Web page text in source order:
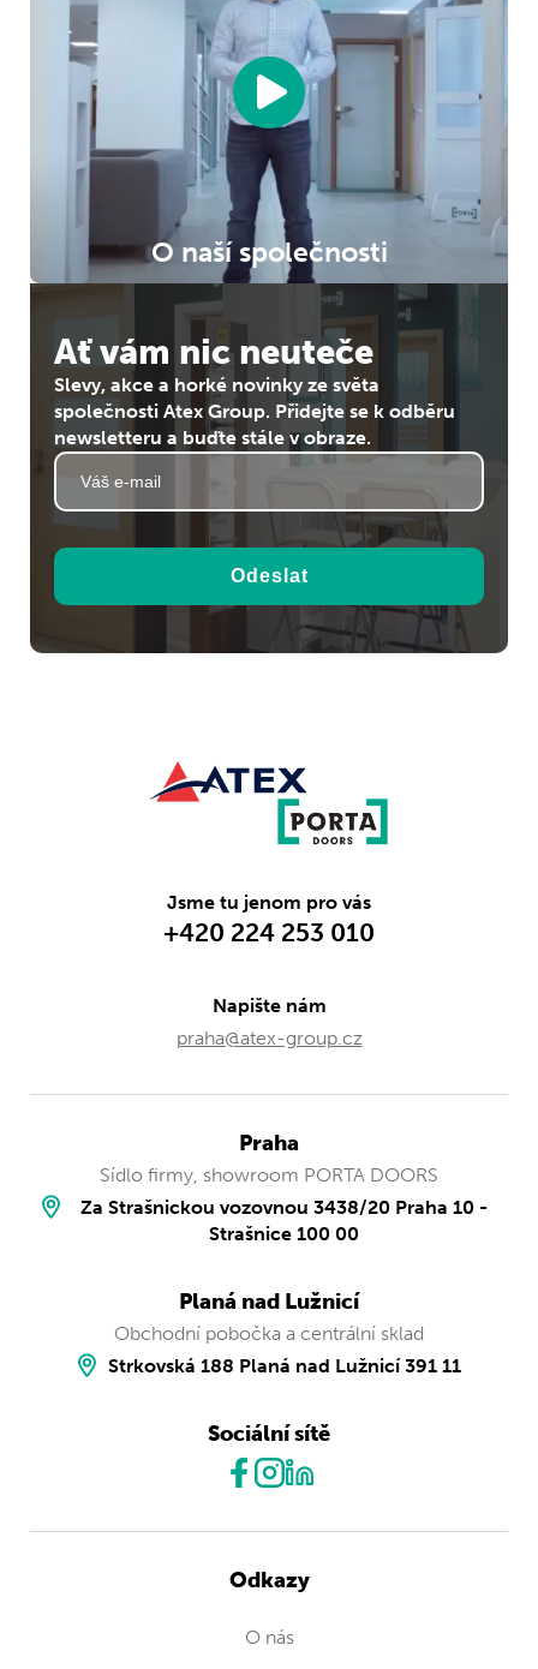
O naší společnosti
Ať vám nic neuteče
Slevy, akce a horké novinky ze světa
společnosti Atex Group. Přidejte se k odběru
newsletteru a buďte stále v obraze.
Odeslat
Jsme tu jenom pro vás
+420 224 253 010
Napište nám
praha@atex-group.cz
Praha
Sídlo firmy, showroom PORTA DOORS
Za Strašnickou vozovnou 3438/20 Praha 10 -
Strašnice 100 00
Planá nad Lužnicí
Obchodní pobočka a centrální sklad
Strkovská 188 Planá nad Lužnicí 391 11
Sociální sítě
Odkazy
O nás